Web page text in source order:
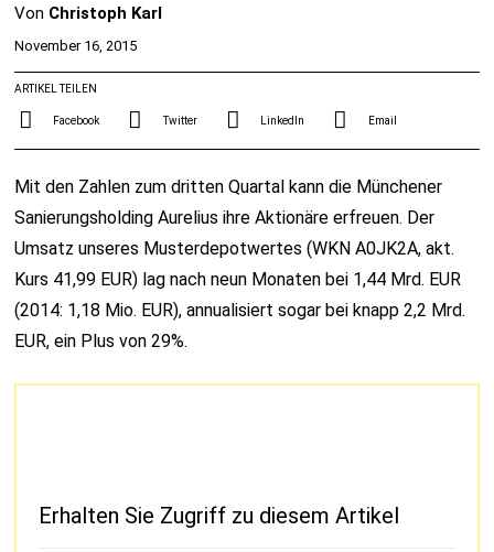
Von Christoph Karl
November 16, 2015
ARTIKEL TEILEN
Facebook Twitter LinkedIn Email
Mit den Zahlen zum dritten Quartal kann die Münchener
Sanierungsholding Aurelius ihre Aktionäre erfreuen. Der
Umsatz unseres Musterdepotwertes (WKN A0JK2A, akt.
Kurs 41,99 EUR) lag nach neun Monaten bei 1,44 Mrd. EUR
(2014: 1,18 Mio. EUR), annualisiert sogar bei knapp 2,2 Mrd.
EUR, ein Plus von 29%.
Erhalten Sie Zugriff zu diesem Artikel